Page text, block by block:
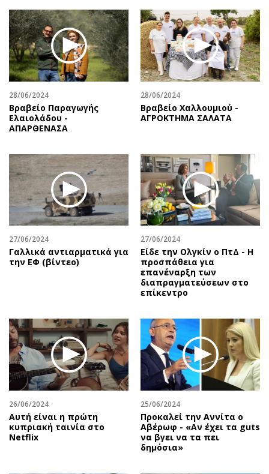
28/06/2024
Βραβείο Παραγωγής
Ελαιολάδου -
ΑΠΑΡΘΕΝΑΣΑ
28/06/2024
Βραβείο Χαλλουμιού -
ΑΓΡΟΚΤΗΜΑ ΣΑΛΑΤΑ
27/06/2024
Γαλλικά αντιαρματικά για
την ΕΦ (βίντεο)
27/06/2024
Είδε την Ολγκίν ο ΠτΔ - Η
προσπάθεια για
επανέναρξη των
διαπραγματεύσεων στο
επίκεντρο
26/06/2024
Αυτή είναι η πρώτη
κυπριακή ταινία στο
Netflix
25/06/2024
Προκαλεί την Αννίτα ο
Αβέρωφ - «Αν έχει τα guts
να βγει να τα πει
δημόσια»